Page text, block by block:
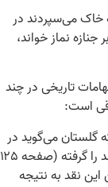
خاک می‌سپردند در
نماز خواند،
تاریخی در چند
است:
گلستان می‌گوید در
غلط‌های ترجمه‌ای آل‌احمد را گرفته (صفحه ۱۲۵
نقد به نتیجه